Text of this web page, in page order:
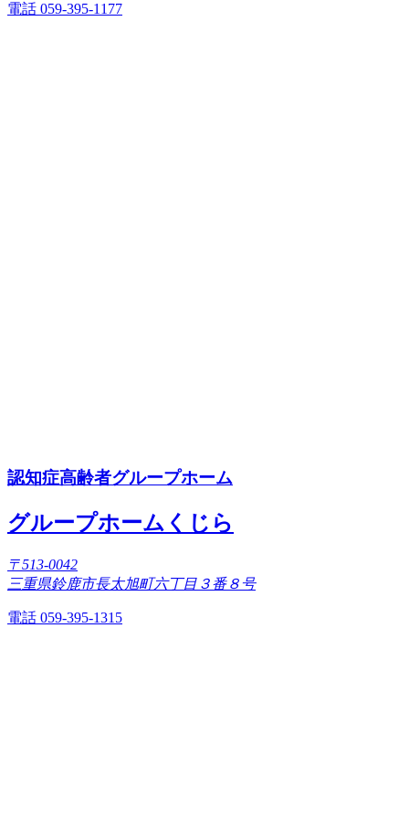
電話 059-395-1177
認知症高齢者グループホーム
グループホームくじら
〒513-0042
三重県鈴鹿市長太旭町六丁目３番８号
電話 059-395-1315